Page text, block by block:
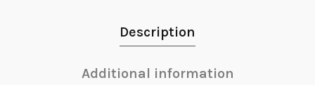
Description
Additional information